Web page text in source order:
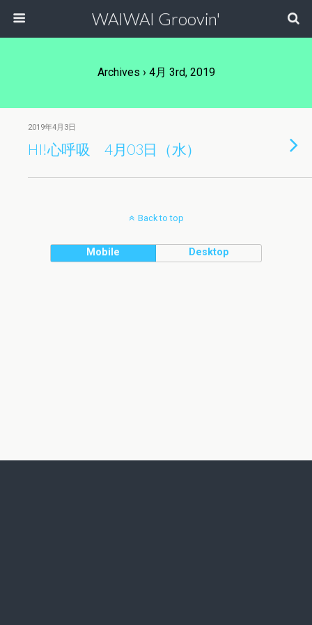
WAIWAI Groovin'
Archives › 4月 3rd, 2019
2019年4月3日
HI!心呼吸 4月03日（水）
Back to top
Mobile Desktop